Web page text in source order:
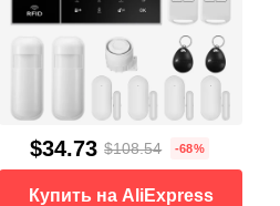
$34.73 $108.54 -68%
Купить на AliExpress